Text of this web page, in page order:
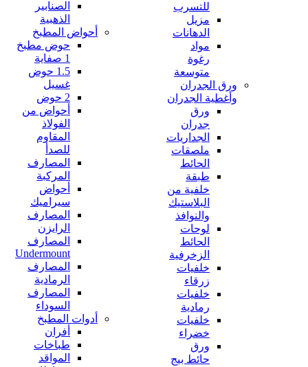
للتسرب
مزيل
الدهانات
مواد
رغوة
متوسعة
ورق الجدران
وأغطية الجدران
ورق
جدران
الجداريات
ملصقات
الحائط
طبقة
خلفية من
البلاستيك
والنوافذ
لوحات
الحائط
الزخرفية
خلفيات
زرقاء
خلفيات
رمادية
خلفيات
خضراء
ورق
حائط بيج
الصنابير
الذهبية
أحواض المطبخ
حوض مطبخ
1 صفاية
1.5 حوض
غسيل
2 حوض
أحواض من
الفولاذ
المقاوم
للصدأ
المصارف
المركبة
أحواض
سيراميك
المصارف
الرايزن
المصارف
Undermount
المصارف
الرمادية
المصارف
السوداء
أدوات المطبخ
أفران
طباخات
المواقد